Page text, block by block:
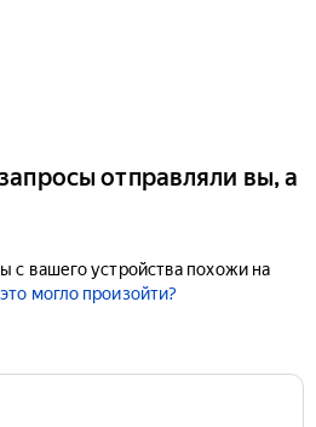
отправляли вы, а
с вашего устройства похожи на
могло произойти?